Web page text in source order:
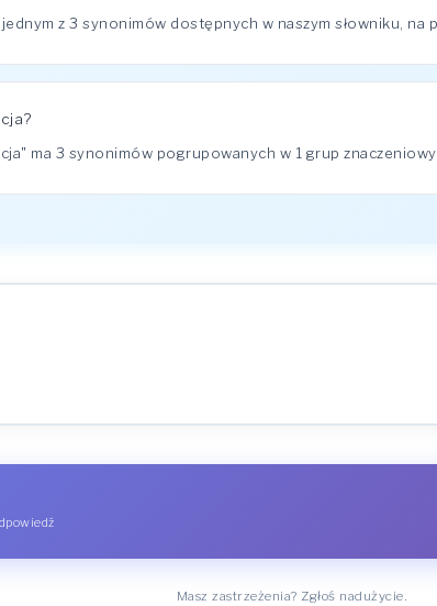
z 3 synonimów dostępnych w naszym słowniku, na
ma 3 synonimów pogrupowanych w 1 grup
Masz zastrzeżenia? Zgłoś nadużycie.